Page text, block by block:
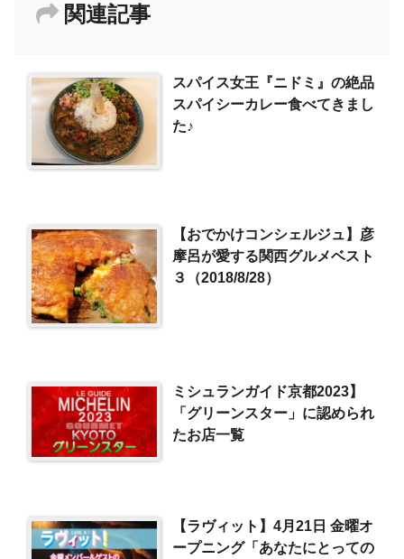
関連記事
スパイス女王『ニドミ』の絶品
スパイシーカレー食べてきまし
た♪
【おでかけコンシェルジュ】彦
摩呂が愛する関西グルメベスト
３（2018/8/28）
ミシュランガイド京都2023】
「グリーンスター」に認められ
たお店一覧
【ラヴィット】4月21日 金曜オ
ープニング「あなたにとっての